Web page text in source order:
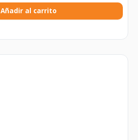
Añadir al carrito